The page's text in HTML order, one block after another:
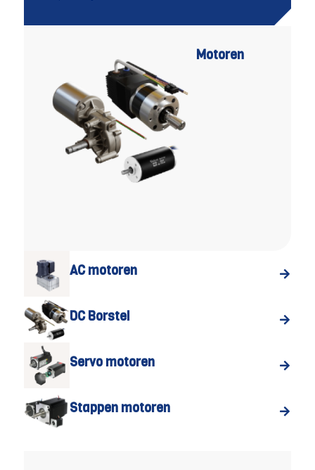
Motoren
AC motoren
DC Borstel
Servo motoren
Stappen motoren